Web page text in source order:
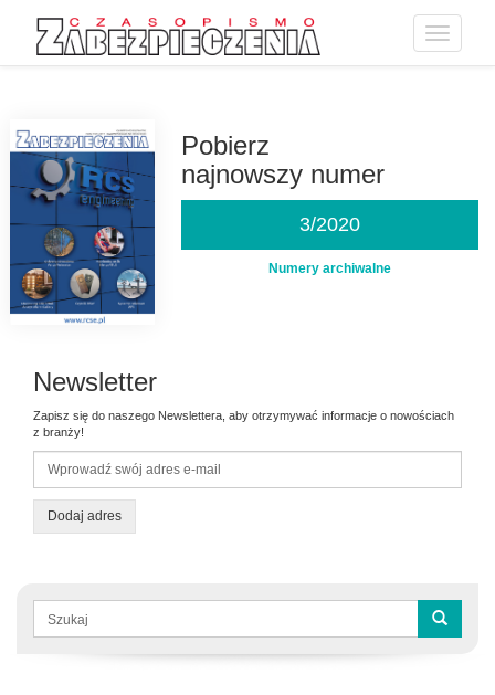
Toggle
Pobierz
najnowszy numer
3/2020
Numery archiwalne
Newsletter
Zapisz się do naszego Newslettera, aby otrzymywać informacje o nowościach
z branży!
Dodaj adres
Formularz
wyszukiwania